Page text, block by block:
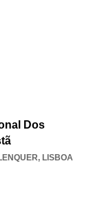
Dos
, LISBOA